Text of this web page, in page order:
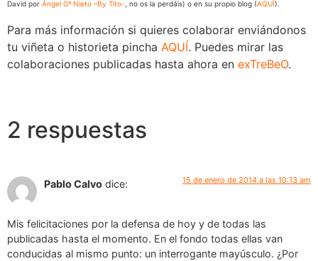
David por Ángel Gª Nieto –By Tito- , no os la perdáis) o en su propio blog (AQUÍ).
Para más información si quieres colaborar enviándonos
tu viñeta o historieta pincha AQUÍ. Puedes mirar las
colaboraciones publicadas hasta ahora en exTreBeO.
2 respuestas
Pablo Calvo dice: 15 de enero de 2014 a las 10:13 am
Mis felicitaciones por la defensa de hoy y de todas las
publicadas hasta el momento. En el fondo todas ellas van
conducidas al mismo punto: un interrogante mayúsculo. ¿Por